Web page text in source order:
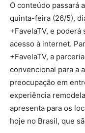
O conteúdo passará
quinta-feira (26/5),
+FavelaTV, e
acesso à internet.
+FavelaTV, a
convencional para a
preocupação em
experiência
apresenta para os
hoje no Brasil, que